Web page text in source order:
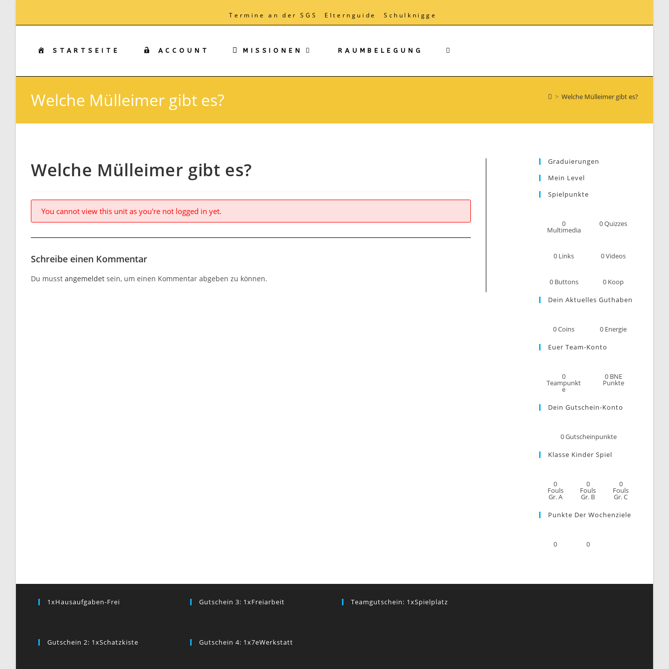
Termine an der SGS Elternguide Schulknigge
STARTSEITE ACCOUNT MISSIONEN RAUMBELEGUNG WEBSITE-
Welche Mülleimer gibt es? > Welche Mülleimer gibt es?
Welche Mülleimer gibt es?
You cannot view this unit as you're not logged in yet.
Schreibe einen Kommentar
Du musst angemeldet sein, um einen Kommentar abgeben zu können.
Graduierungen
Mein Level
Spielpunkte
0
Multimedia
0Quizzes
0 Links 0Videos
0 Buttons 0 Koop
Dein Aktuelles Guthaben
0Coins 0 Energie
Euer Team-Konto
0
Teampunkt
e
0 BNE
Punkte
Dein Gutschein-Konto
0Gutscheinpunkte
Klasse Kinder Spiel
0
Fouls
Gr. A
0
Fouls
Gr. B
0
Fouls
Gr. C
Punkte Der Wochenziele
0 0
1xHausaufgaben-Frei
Gutschein 2: 1xSchatzkiste
Gutschein 3: 1xFreiarbeit
Gutschein 4: 1x7eWerkstatt
Teamgutschein: 1xSpielplatz